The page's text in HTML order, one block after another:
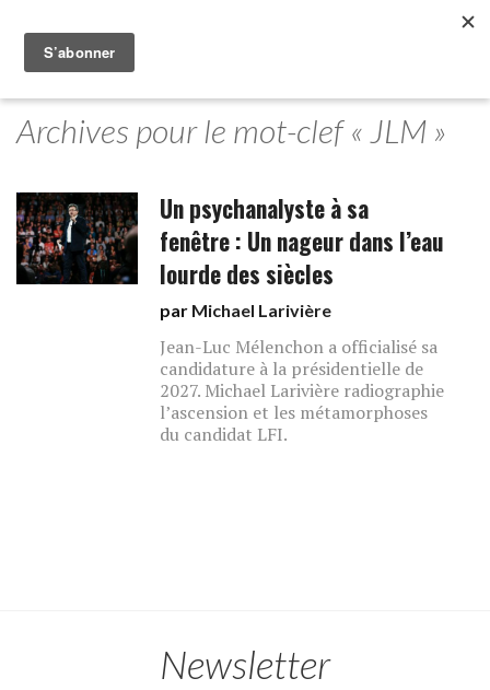
Archives pour le mot-clef « JLM »
Un psychanalyste à sa
fenêtre : Un nageur dans l’eau
lourde des siècles
par Michael Larivière
Jean-Luc Mélenchon a officialisé sa
candidature à la présidentielle de
2027. Michael Larivière radiographie
l’ascension et les métamorphoses
du candidat LFI.
Newsletter